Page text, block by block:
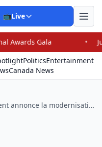
📺Live
as He Grants
PoliticsEntertainment
Canada News
Le gouvernement annonce la modernisation de l’axe Carrefour SOS – Aéroport au Cap-Haïtien